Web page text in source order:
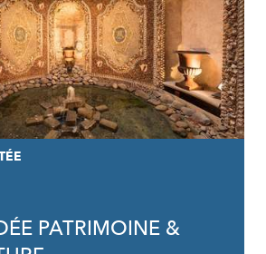
PATRIMOINE &